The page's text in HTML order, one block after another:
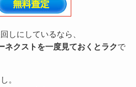
しにしているなら、
ネクストを一度見ておくとラクで
。